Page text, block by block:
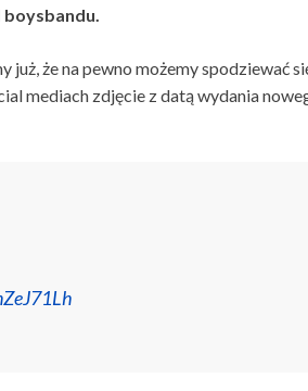
boysbandu.
że na pewno możemy spodziewać
mediach zdjęcie z datą wydania